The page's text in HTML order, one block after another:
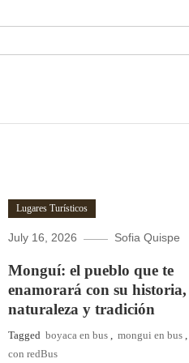
Lugares Turísticos
July 16, 2026 Sofia Quispe
Monguí: el pueblo que te
enamorará con su historia,
naturaleza y tradición
Tagged boyaca en bus , mongui en bus ,
con redBus